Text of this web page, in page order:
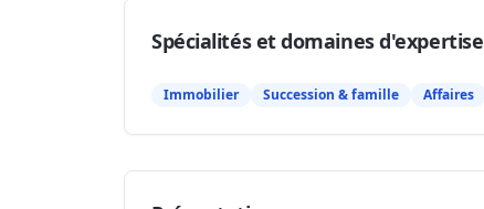
Spécialités et domaines d'expertise
Immobilier Succession & famille Affaires